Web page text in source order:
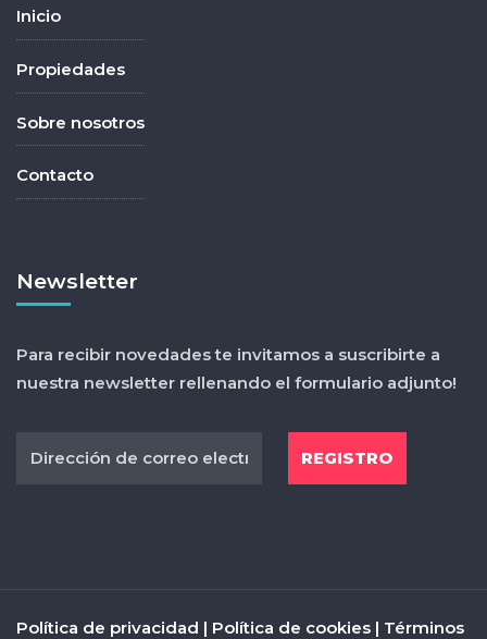
Inicio
Propiedades
Sobre nosotros
Contacto
Newsletter
Para recibir novedades te invitamos a suscribirte a
nuestra newsletter rellenando el formulario adjunto!
Política de privacidad | Política de cookies | Términos